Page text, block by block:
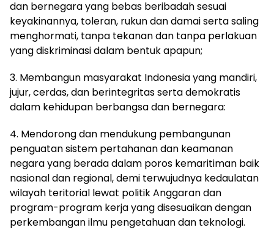
dan bernegara yang bebas beribadah sesuai
keyakinannya, toleran, rukun dan damai serta saling
menghormati, tanpa tekanan dan tanpa perlakuan
yang diskriminasi dalam bentuk apapun;
3. Membangun masyarakat Indonesia yang mandiri,
jujur, cerdas, dan berintegritas serta demokratis
dalam kehidupan berbangsa dan bernegara:
4. Mendorong dan mendukung pembangunan
penguatan sistem pertahanan dan keamanan
negara yang berada dalam poros kemaritiman baik
nasional dan regional, demi terwujudnya kedaulatan
wilayah teritorial lewat politik Anggaran dan
program-program kerja yang disesuaikan dengan
perkembangan ilmu pengetahuan dan teknologi.